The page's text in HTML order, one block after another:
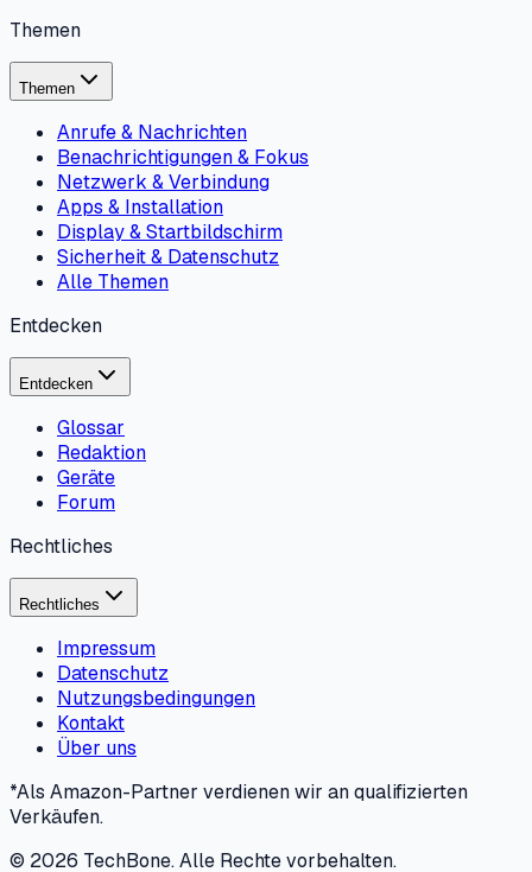
Themen
Themen
Anrufe & Nachrichten
Benachrichtigungen & Fokus
Netzwerk & Verbindung
Apps & Installation
Display & Startbildschirm
Sicherheit & Datenschutz
Alle Themen
Entdecken
Entdecken
Glossar
Redaktion
Geräte
Forum
Rechtliches
Rechtliches
Impressum
Datenschutz
Nutzungsbedingungen
Kontakt
Über uns
*Als Amazon-Partner verdienen wir an qualifizierten
Verkäufen.
© 2026 TechBone.Alle Rechte vorbehalten.